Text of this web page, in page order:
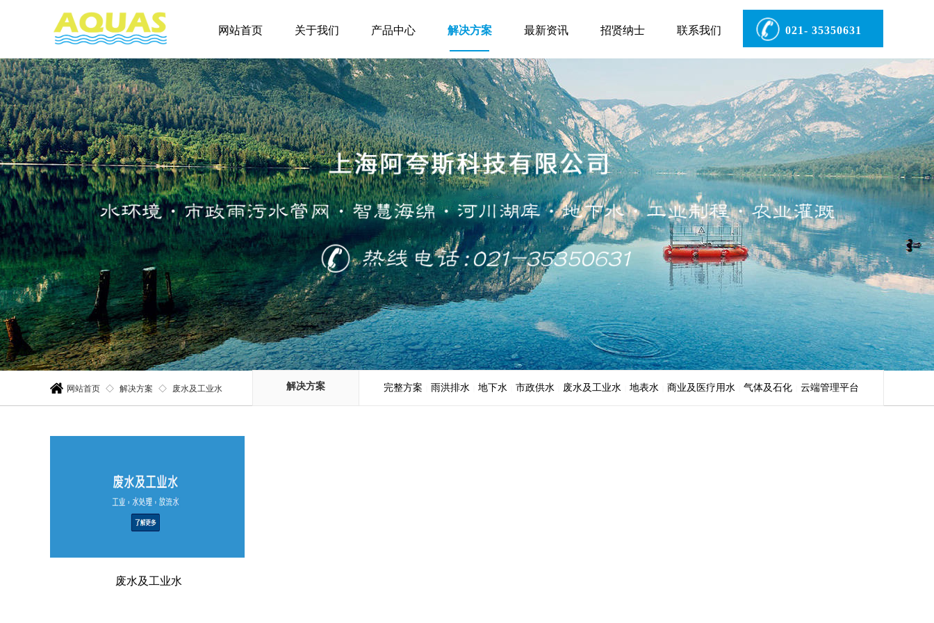
021- 35350631
网站首页 关于我们 产品中心 解决方案 最新资讯 招贤纳士 联系我们
解决方案 完整方案 雨洪排水 地下水 市政供水 废水及工业水 地表水 商业及医疗用水 气体及石化 云端管理平台
网站首页 ◇ 解决方案 ◇ 废水及工业水
废水及工业水